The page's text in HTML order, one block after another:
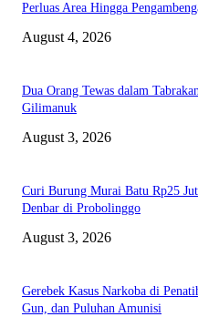
Perluas Area Hingga
August 4, 2026
Dua Orang Tewas dalam
Gilimanuk
August 3, 2026
Curi Burung Murai Batu Rp25
Denbar di Probolinggo
August 3, 2026
Gerebek Kasus Narkoba di
Gun, dan Puluhan Amunisi